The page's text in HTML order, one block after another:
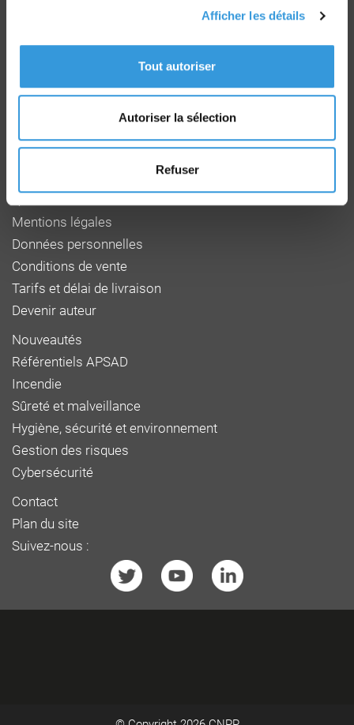
Afficher les détails
Tout autoriser
Autoriser la sélection
Refuser
Route de la Chapelle Réanville
F 27950 SAINT MARCEL
Tél : 02 32 53 64 34
Mentions légales
Données personnelles
Conditions de vente
Tarifs et délai de livraison
Devenir auteur
Nouveautés
Référentiels APSAD
Incendie
Sûreté et malveillance
Hygiène, sécurité et environnement
Gestion des risques
Cybersécurité
Contact
Plan du site
Suivez-nous :